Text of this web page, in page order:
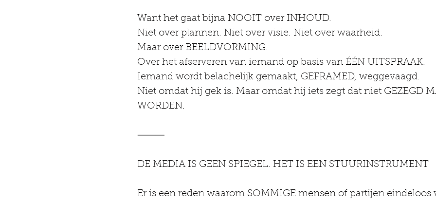
Want het gaat bijna NOOIT over INHOUD.
Niet over plannen. Niet over visie. Niet over waarheid.
Maar over BEELDVORMING.
Over het afserveren van iemand op basis van ÉÉN UITSPRAAK.
Iemand wordt belachelijk gemaakt, GEFRAMED, weggevaagd.
Niet omdat hij gek is. Maar omdat hij iets zegt dat niet GEZEGD
WORDEN.
⸻
DE MEDIA IS GEEN SPIEGEL. HET IS EEN STUURINSTRUMENT
Er is een reden waarom SOMMIGE mensen of partijen eindeloos